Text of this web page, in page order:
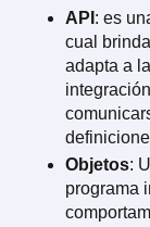
API : es
cual
adapta a
Objetos:
programa